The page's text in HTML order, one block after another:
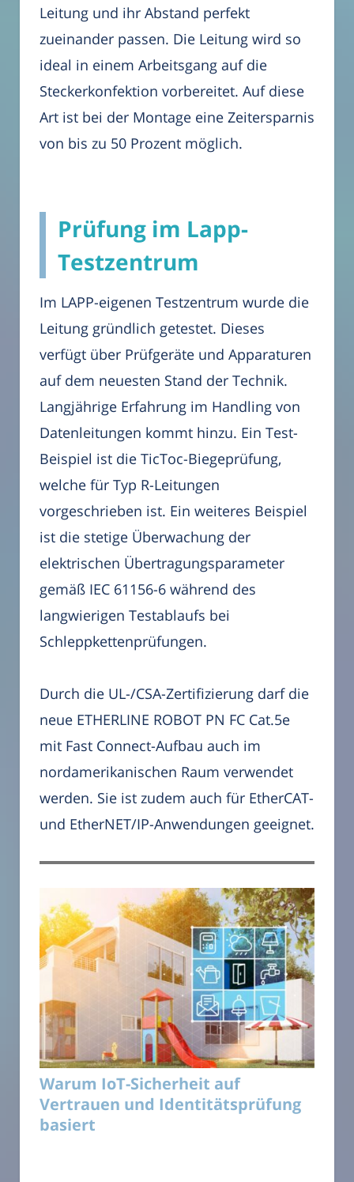
Leitung und ihr Abstand perfekt
zueinander passen. Die Leitung wird so
ideal in einem Arbeitsgang auf die
Steckerkonfektion vorbereitet. Auf diese
Art ist bei der Montage eine Zeitersparnis
von bis zu 50 Prozent möglich.
Prüfung im Lapp-
Testzentrum
Im LAPP-eigenen Testzentrum wurde die
Leitung gründlich getestet. Dieses
verfügt über Prüfgeräte und Apparaturen
auf dem neuesten Stand der Technik.
Langjährige Erfahrung im Handling von
Datenleitungen kommt hinzu. Ein Test-
Beispiel ist die TicToc-Biegeprüfung,
welche für Typ R-Leitungen
vorgeschrieben ist. Ein weiteres Beispiel
ist die stetige Überwachung der
elektrischen Übertragungsparameter
gemäß IEC 61156-6 während des
langwierigen Testablaufs bei
Schleppkettenprüfungen.
Durch die UL-/CSA-Zertifizierung darf die
neue ETHERLINE ROBOT PN FC Cat.5e
mit Fast Connect-Aufbau auch im
nordamerikanischen Raum verwendet
werden. Sie ist zudem auch für EtherCAT-
und EtherNET/IP-Anwendungen geeignet.
Warum IoT-Sicherheit auf
Vertrauen und Identitätsprüfung
basiert